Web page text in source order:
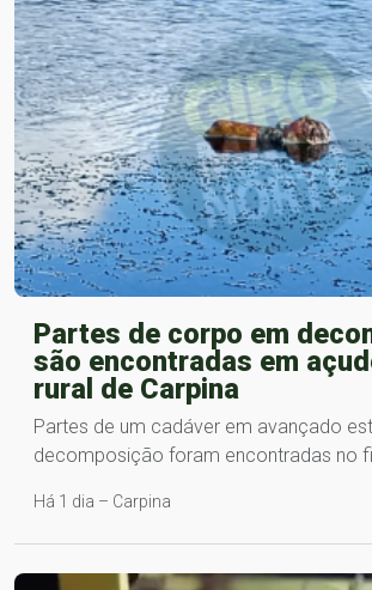
Partes de corpo em
são encontradas em
rural de Carpina
Partes de um cadáver em avançado
decomposição foram encontradas no
Há 1 dia – Carpina